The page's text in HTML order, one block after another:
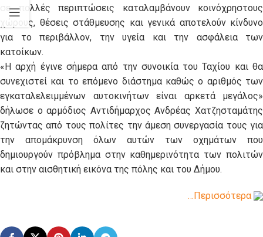
σε πολλές περιπτώσεις καταλαμβάνουν κοινόχρηστους
χώρους, θέσεις στάθμευσης και γενικά αποτελούν κίνδυνο
για το περιβάλλον, την υγεία και την ασφάλεια των
κατοίκων.
«Η αρχή έγινε σήμερα από την συνοικία του Ταχίου και θα
συνεχιστεί και το επόμενο διάστημα καθώς ο αριθμός των
εγκαταλελειμμένων αυτοκινήτων είναι αρκετά μεγάλος»
δήλωσε ο αρμόδιος Αντιδήμαρχος Ανδρέας Χατζησταμάτης
ζητώντας από τους πολίτες την άμεση συνεργασία τους για
την απομάκρυνση όλων αυτών των οχημάτων που
δημιουργούν πρόβλημα στην καθημερινότητα των πολιτών
και στην αισθητική εικόνα της πόλης και του Δήμου.
…Περισσότερα